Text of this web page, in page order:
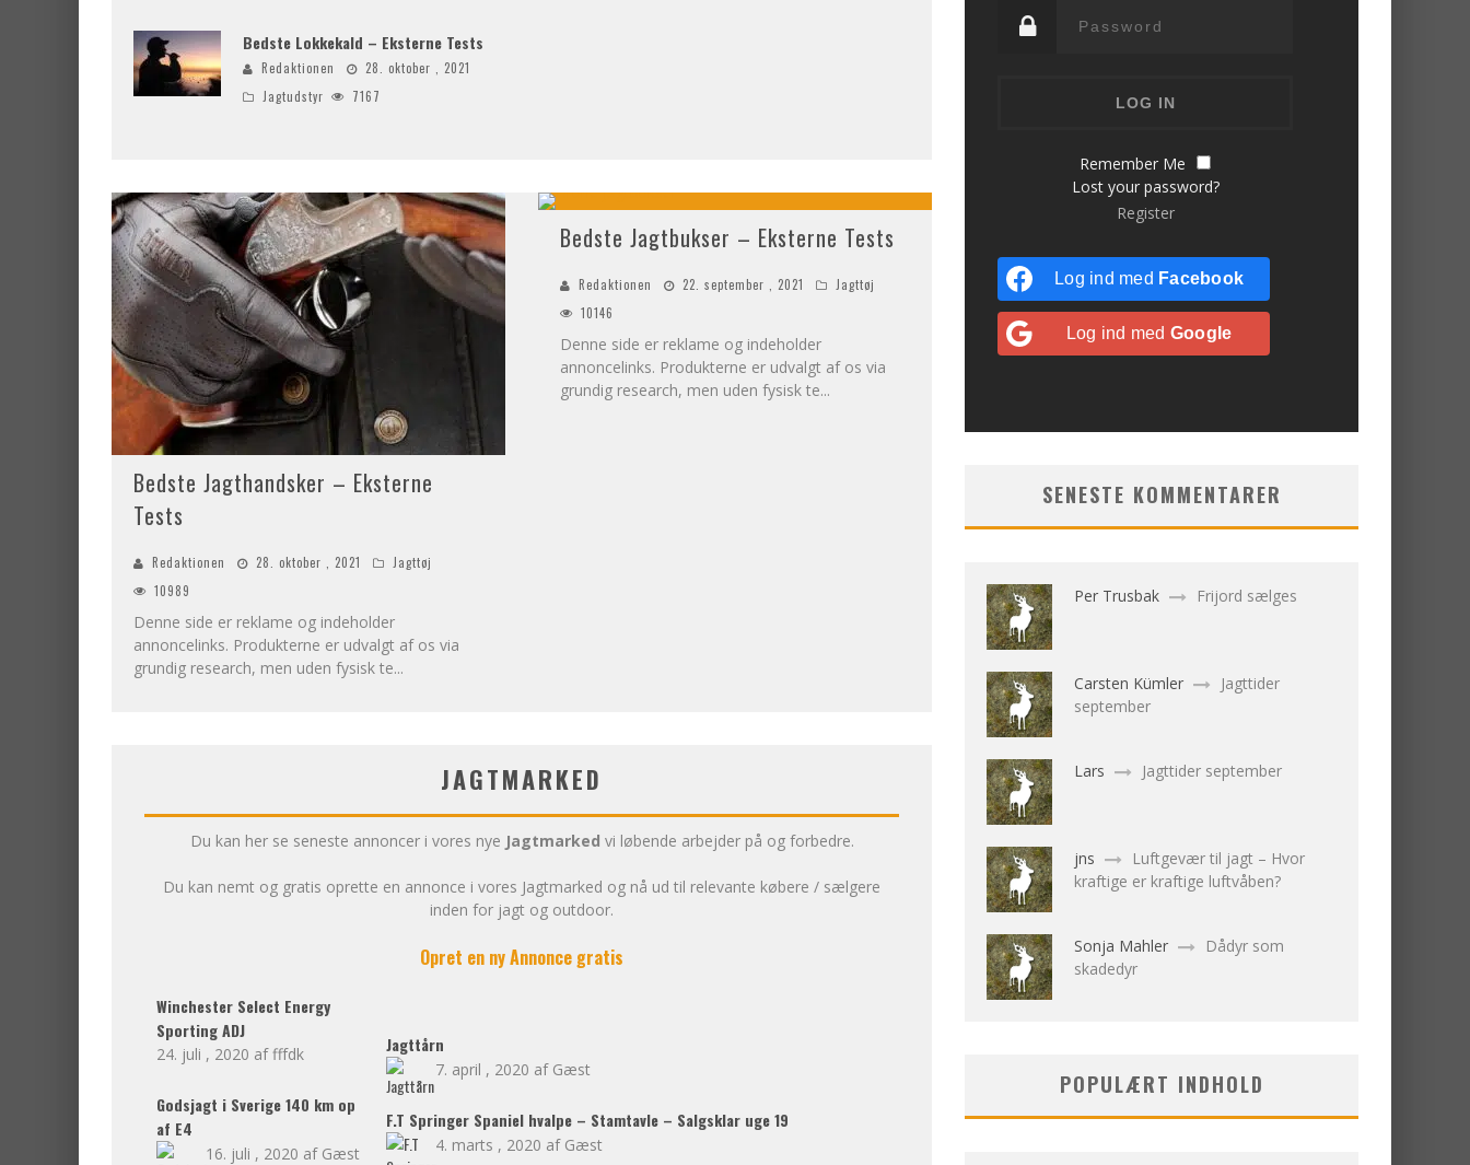
Bedste Lokkekald – Eksterne Tests
Redaktionen
28. oktober , 2021
Jagtudstyr
7167
Bedste Jagthandsker – Eksterne
Tests
Redaktionen 28. oktober , 2021
Jagttøj
10989
Denne side er reklame og indeholder
annoncelinks. Produkterne er udvalgt af os via
grundig research, men uden fysisk te...
Bedste Jagtbukser – Eksterne Tests
Redaktionen 22. september , 2021
Jagttøj
10146
Denne side er reklame og indeholder
annoncelinks. Produkterne er udvalgt af os via
grundig research, men uden fysisk te...
JAGTMARKED
Du kan her se seneste annoncer i vores nye Jagtmarked vi løbende arbejder på og forbedre.
Du kan nemt og gratis oprette en annonce i vores Jagtmarked og nå ud til relevante købere / sælgere
inden for jagt og outdoor.
Opret en ny Annonce gratis
Winchester Select Energy
Sporting ADJ
24. juli , 2020 fffdk
Godsjagt i Sverige 140 km op
af E4
16. juli , 2020 Gæst
Jagttårn
7. april , 2020 Gæst
F.T Springer Spaniel hvalpe – Stamtavle – Salgsklar uge 19
4. marts , 2020 Gæst
Remember Me
Lost your password?
Register
Log ind med Facebook
Log ind med Google
SENESTE KOMMENTARER
Per Trusbak Frijord sælges
Carsten Kümler
Jagttider
september
Lars Jagttider september
jns
Luftgevær til jagt – Hvor
kraftige er kraftige luftvåben?
Sonja Mahler
Dådyr som
skadedyr
POPULÆRT INDHOLD